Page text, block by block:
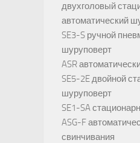
двухголовый
автоматический
SE3-S ручной
шуруповерт
ASR
SE5-2E двойной
шуруповерт
SE1-SA
ASG-F
свинчивания